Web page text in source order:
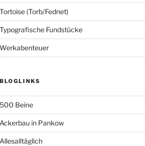
Tortoise (Torb/Fednet)
Typografische Fundstücke
Werkabenteuer
BLOGLINKS
500 Beine
Ackerbau in Pankow
Allesalltäglich